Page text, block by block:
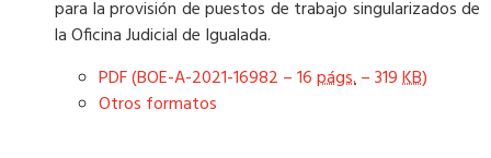
para la provisión de puestos de trabajo singularizados de
la Oficina Judicial de Igualada.
PDF (BOE-A-2021-16982 – 16págs.– 319KB)
Otros formatos